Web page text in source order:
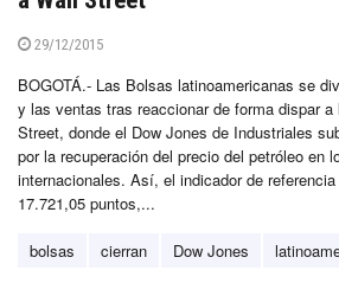
29/12/2015
BOGOTÁ.- Las Bolsas latinoamericanas se
y las ventas tras reaccionar de forma dispar a
Street, donde el Dow Jones de Industriales
por la recuperación del precio del petróleo en
internacionales. Así, el indicador de
17.721,05 puntos,...
bolsas cierran Dow Jones